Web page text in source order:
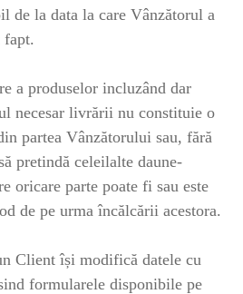
de la data la care Vânzătorul a
fapt.
a produselor incluzând dar
necesar livrării nu constituie o
partea Vânzătorului sau, fără
pretindă celeilalte daune-
oricare parte poate fi sau este
de pe urma încălcării acestora.
Client își modifică datele cu
formularele disponibile pe